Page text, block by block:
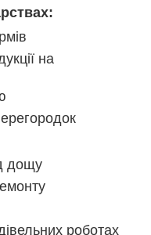
на
дощу
роботах